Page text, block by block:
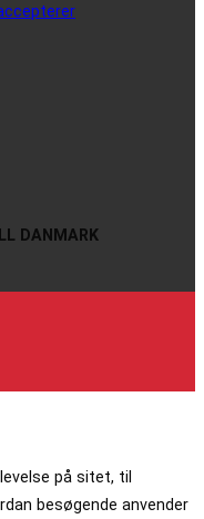
DANMARK
på sitet, til
besøgende anvender